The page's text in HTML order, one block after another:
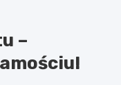
–